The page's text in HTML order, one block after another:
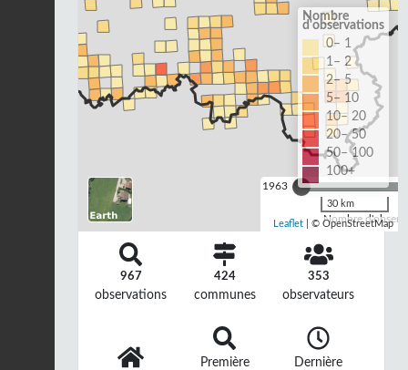
1963
Nombre
Nombre
d'observations
0– 1
1– 2
2– 5
5– 10
10– 20
20– 50
50– 100
100+
30 km
Leaflet | © OpenStreetMap
967
observations
424
communes
353
observateurs
Première
Dernière